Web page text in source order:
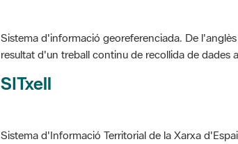
Sistema d'informació georeferenciada. De
resultat d'un treball continu de recollida de dades
SITxell
Sistema d'Informació Territorial de la Xarxa